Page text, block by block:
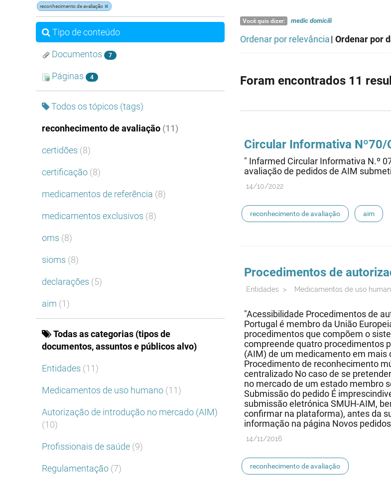
reconhecimento de avaliação
Tipo de conteúdo
Documentos 7
Páginas 4
Todos os tópicos (tags)
reconhecimento de avaliação (11)
certidões (8)
certificação (8)
medicamentos de referência (8)
medicamentos exclusivos (8)
oms (8)
sioms (8)
declarações (5)
aim (1)
Todas as categorias (tipos de
documentos, assuntos e públicos alvo)
Entidades (11)
Medicamentos de uso humano (11)
Autorização de introdução no mercado (AIM)
(10)
Profissionais de saúde (9)
Regulamentação (7)
Você quis dizer: medicdomicili
Ordenar por relevância| Ordenar por
Foram encontrados 11
Circular Informativa
" Infarmed Circular Informativa N.º
avaliação de pedidos de AIM
14/10/2022
reconhecimento de avaliação aim
Procedimentos de
Entidades > Medicamentos de uso
"Acessibilidade Procedimentos de
Portugal é membro da União
procedimentos que compõem o
compreende quatro procedimentos
(AIM) de um medicamento em mais
Procedimento de reconhecimento
centralizado No caso de se
no mercado de um estado membro
Submissão do pedido É
submissão eletrónica SMUH-AIM,
confirmar na plataforma), antes da
informação na página Novos
14/11/2016
reconhecimento de avaliação